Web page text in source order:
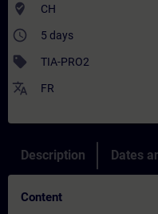
where_to_vote CH
access_time 5 days
sell TIA-PRO2
translate FR
Description Dates
Content